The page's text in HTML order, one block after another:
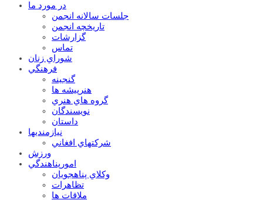
در مورد ما
جلسات سالانه انجمن
تاریخچه انجمن
گزارشات
تماس
شوراي زنان
فرهنگي
گنجينه
هنرپيشه ها
گروه هاي هنري
نويسندگان
داستان
نيازمنديها
شرکتهاي افغاني
ورزش
امورپناهندگي
وکلاي پناهجويان
تظاهرات
ملاقات ها